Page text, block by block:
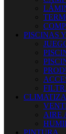
PISCINAS
AIRE
PINTURA